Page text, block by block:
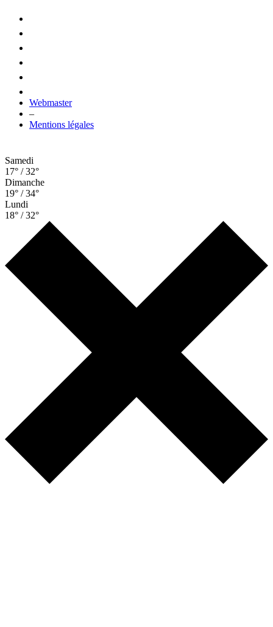
Webmaster
–
Mentions légales
Samedi
17° / 32°
Dimanche
19° / 34°
Lundi
18° / 32°